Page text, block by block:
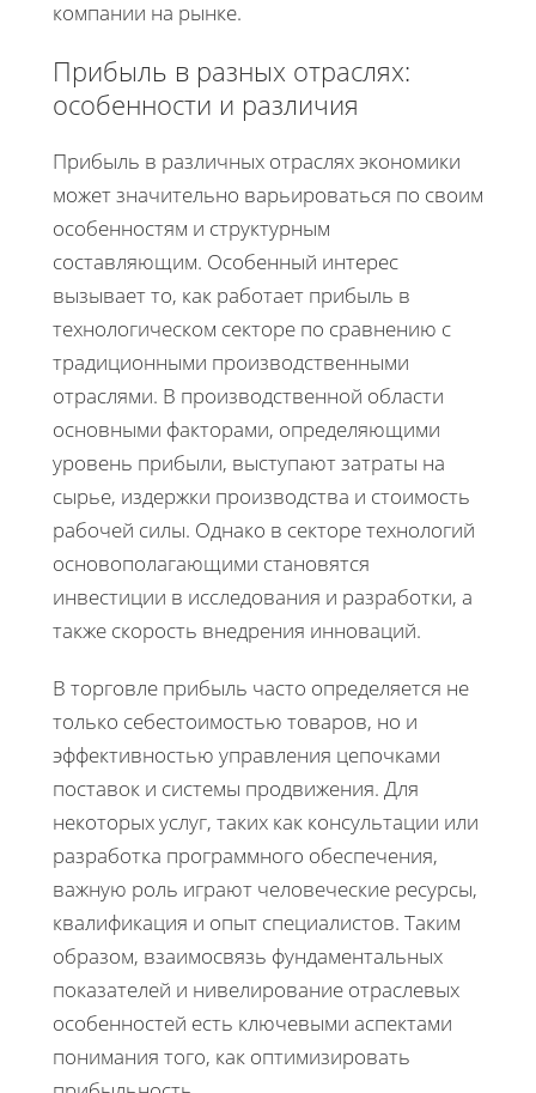
компании на рынке.
Прибыль в разных отраслях:
особенности и различия
Прибыль в различных отраслях экономики
может значительно варьироваться по своим
особенностям и структурным
составляющим. Особенный интерес
вызывает то, как работает прибыль в
технологическом секторе по сравнению с
традиционными производственными
отраслями. В производственной области
основными факторами, определяющими
уровень прибыли, выступают затраты на
сырье, издержки производства и стоимость
рабочей силы. Однако в секторе технологий
основополагающими становятся
инвестиции в исследования и разработки, а
также скорость внедрения инноваций.
В торговле прибыль часто определяется не
только себестоимостью товаров, но и
эффективностью управления цепочками
поставок и системы продвижения. Для
некоторых услуг, таких как консультации или
разработка программного обеспечения,
важную роль играют человеческие ресурсы,
квалификация и опыт специалистов. Таким
образом, взаимосвязь фундаментальных
показателей и нивелирование отраслевых
особенностей есть ключевыми аспектами
понимания того, как оптимизировать